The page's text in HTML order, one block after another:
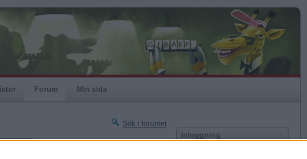
Forum Min sida
Sök i forumet
Inloggning